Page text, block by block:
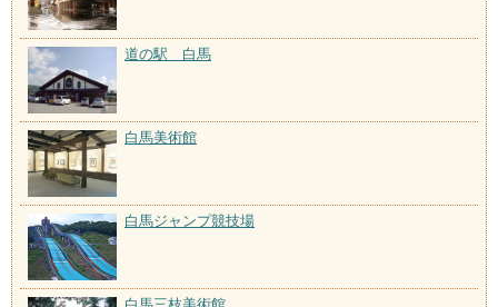
道の駅 白馬
白馬美術館
白馬ジャンプ競技場